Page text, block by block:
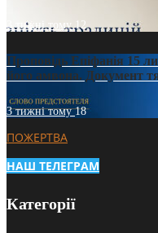
3 тижні тому12
Проповідь Епіфанія 15
його амвона. Документ
3 тижні тому18
ПОЖЕРТВА
НАШ ТЕЛЕГРАМ
Категорії